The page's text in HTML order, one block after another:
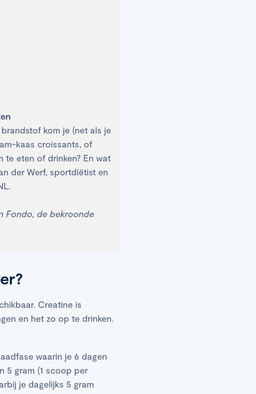
kom je (net als je
kaas croissants, of
te eten of drinken? En wat
der Werf, sportdiëtist en
Fondo, de bekroonde
Creatine is
en het zo op te drinken.
waarin je 6 dagen
5 gram (1 scoop per
je dagelijks 5 gram